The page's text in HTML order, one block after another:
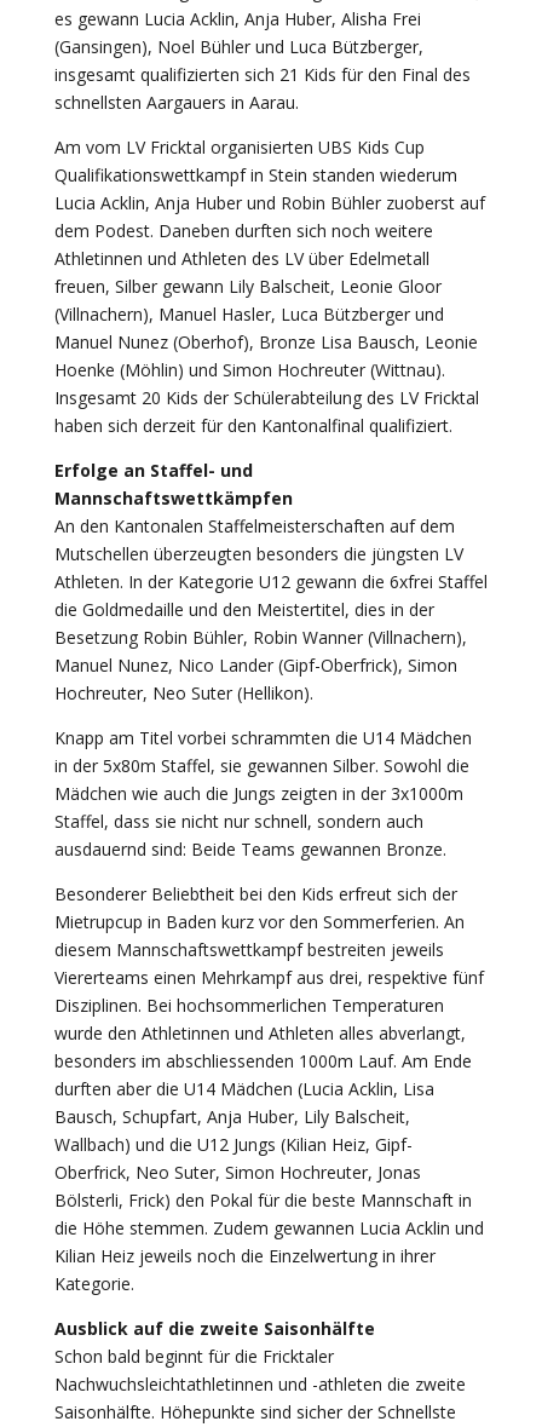
es gewann Lucia Acklin, Anja Huber, Alisha Frei
(Gansingen), Noel Bühler und Luca Bützberger,
insgesamt qualifizierten sich 21 Kids für den Final des
schnellsten Aargauers in Aarau.
Am vom LV Fricktal organisierten UBS Kids Cup
Qualifikationswettkampf in Stein standen wiederum
Lucia Acklin, Anja Huber und Robin Bühler zuoberst auf
dem Podest. Daneben durften sich noch weitere
Athletinnen und Athleten des LV über Edelmetall
freuen, Silber gewann Lily Balscheit, Leonie Gloor
(Villnachern), Manuel Hasler, Luca Bützberger und
Manuel Nunez (Oberhof), Bronze Lisa Bausch, Leonie
Hoenke (Möhlin) und Simon Hochreuter (Wittnau).
Insgesamt 20 Kids der Schülerabteilung des LV Fricktal
haben sich derzeit für den Kantonalfinal qualifiziert.
Erfolge an Staffel- und
Mannschaftswettkämpfen
An den Kantonalen Staffelmeisterschaften auf dem
Mutschellen überzeugten besonders die jüngsten LV
Athleten. In der Kategorie U12 gewann die 6xfrei Staffel
die Goldmedaille und den Meistertitel, dies in der
Besetzung Robin Bühler, Robin Wanner (Villnachern),
Manuel Nunez, Nico Lander (Gipf-Oberfrick), Simon
Hochreuter, Neo Suter (Hellikon).
Knapp am Titel vorbei schrammten die U14 Mädchen
in der 5x80m Staffel, sie gewannen Silber. Sowohl die
Mädchen wie auch die Jungs zeigten in der 3x1000m
Staffel, dass sie nicht nur schnell, sondern auch
ausdauernd sind: Beide Teams gewannen Bronze.
Besonderer Beliebtheit bei den Kids erfreut sich der
Mietrupcup in Baden kurz vor den Sommerferien. An
diesem Mannschaftswettkampf bestreiten jeweils
Viererteams einen Mehrkampf aus drei, respektive fünf
Disziplinen. Bei hochsommerlichen Temperaturen
wurde den Athletinnen und Athleten alles abverlangt,
besonders im abschliessenden 1000m Lauf. Am Ende
durften aber die U14 Mädchen (Lucia Acklin, Lisa
Bausch, Schupfart, Anja Huber, Lily Balscheit,
Wallbach) und die U12 Jungs (Kilian Heiz, Gipf-
Oberfrick, Neo Suter, Simon Hochreuter, Jonas
Bölsterli, Frick) den Pokal für die beste Mannschaft in
die Höhe stemmen. Zudem gewannen Lucia Acklin und
Kilian Heiz jeweils noch die Einzelwertung in ihrer
Kategorie.
Ausblick auf die zweite Saisonhälfte
Schon bald beginnt für die Fricktaler
Nachwuchsleichtathletinnen und -athleten die zweite
Saisonhälfte. Höhepunkte sind sicher der Schnellste